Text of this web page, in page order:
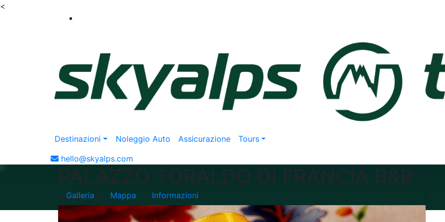
<
Destinazioni Noleggio Auto Assicurazione
Tours
hello@skyalps.com
PALAZZO TORALDO DI FRANCIA B&B
Tropea - Italia
Galleria Mappa Informazioni